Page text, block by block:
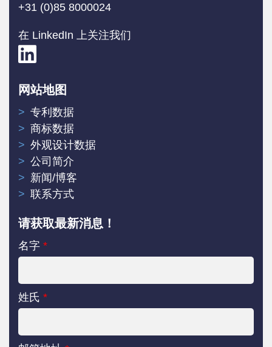
+31 (0)85 8000024
在 LinkedIn 上关注我们
网站地图
专利数据
商标数据
外观设计数据
公司简介
新闻/博客
联系方式
请获取最新消息！
名字 *
姓氏 *